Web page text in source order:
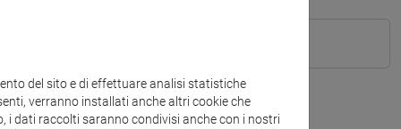
del sito e di effettuare analisi statistiche
verranno installati anche altri cookie che
i dati raccolti saranno condivisi anche con i nostri